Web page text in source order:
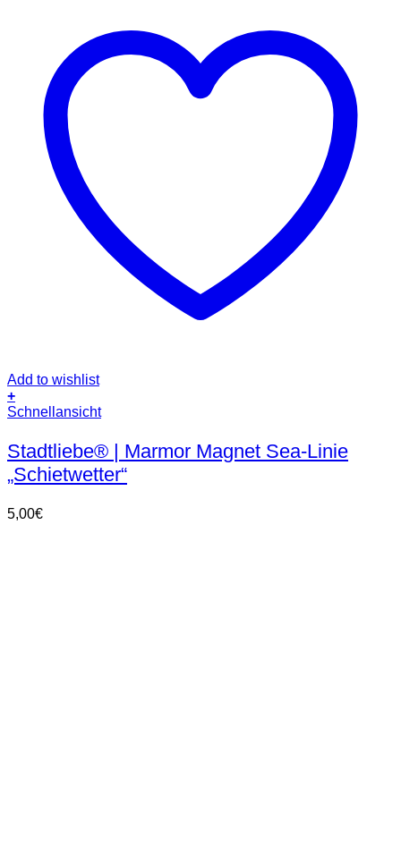
Add to wishlist
+
Schnellansicht
Stadtliebe® | Marmor Magnet Sea-Linie
„Schietwetter“
5,00€